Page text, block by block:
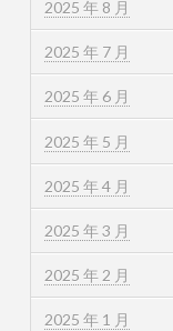
2025 年 8 月
2025 年 7 月
2025 年 6 月
2025 年 5 月
2025 年 4 月
2025 年 3 月
2025 年 2 月
2025 年 1 月